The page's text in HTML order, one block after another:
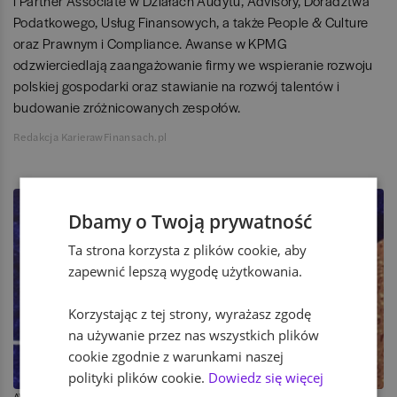
Podatkowego, Usług Finansowych, a także People & Culture
oraz Prawnym i Compliance. Awanse w KPMG
odzwierciedlają zaangażowanie firmy we wspieranie rozwoju
polskiej gospodarki oraz stawianie na rozwój talentów i
budowanie zróżnicowanych zespołów.
Redakcja KarierawFinansach.pl
Dbamy o Twoją prywatność
Ta strona korzysta z plików cookie, aby
zapewnić lepszą wygodę użytkowania.
Korzystając z tej strony, wyrażasz zgodę
na używanie przez nas wszystkich plików
cookie zgodnie z warunkami naszej
polityki plików cookie. Dowiedz się więcej